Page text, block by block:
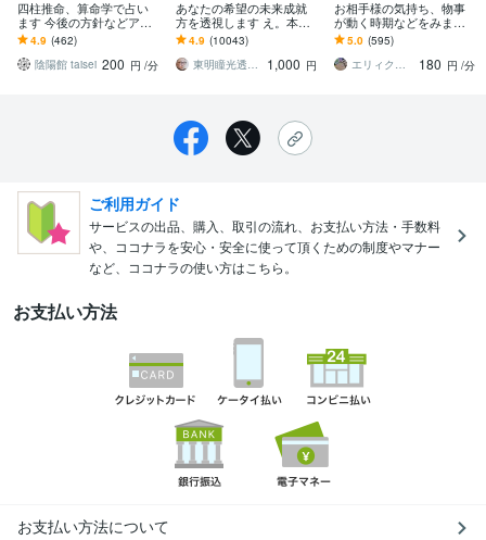
四柱推命、算命学で占い
ます 今後の方針などアド
バイスが必要な方へ
4.9 (462)
陰陽館 taisei 200 円 /分
あなたの希望の未来成就
方を透視します え。本当
なの。不思議な透視おま
じないでパワーアップし
ます。
4.9 (10043)
東明瞳光透視鑑定
1,000 円
お相手様の気持ち、物事
が動く時期などをみます
霊感タロット、当たる占
いをぜひお試しくださ
い。
5.0 (595)
エリィクリスタル
180 円 /分
ご利用ガイド
サービスの出品、購入、取引の流れ、お支払い方法・手数料
や、ココナラを安心・安全に使って頂くための制度やマナー
など、ココナラの使い方はこちら。
お支払い方法
お支払い方法について